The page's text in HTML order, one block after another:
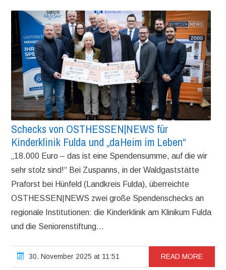
Schecks von OSTHESSEN|NEWS für
Kinderklinik Fulda und „daHeim im Leben“
„18.000 Euro – das ist eine Spendensumme, auf die wir
sehr stolz sind!“ Bei Zuspanns, in der Waldgaststätte
Praforst bei Hünfeld (Landkreis Fulda), überreichte
OSTHESSEN|NEWS zwei große Spendenschecks an
regionale Institutionen: die Kinderklinik am Klinikum Fulda
und die Seniorenstiftung...
30. November 2025 at 11:51 READ MORE